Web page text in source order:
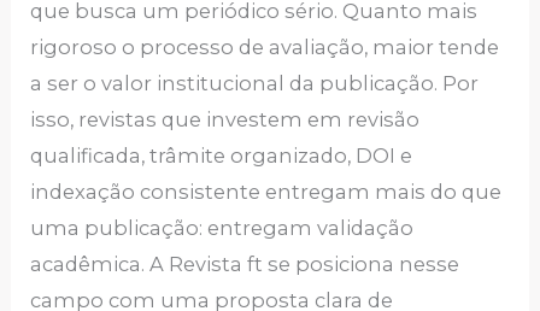
que busca um periódico sério. Quanto mais
rigoroso o processo de avaliação, maior tende
a ser o valor institucional da publicação. Por
isso, revistas que investem em revisão
qualificada, trâmite organizado, DOI e
indexação consistente entregam mais do que
uma publicação: entregam validação
acadêmica. A Revista ft se posiciona nesse
campo com uma proposta clara de